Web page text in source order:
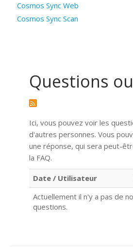
Connexion
Cosmos Sync Web
Cosmos Sync Scan
Questions
Ici, vous pouvez voir les
d'autres personnes. Vous
une réponse, qui sera peut-
la FAQ.
Date / Utilisateur
Actuellement il n'y a pas de
questions.